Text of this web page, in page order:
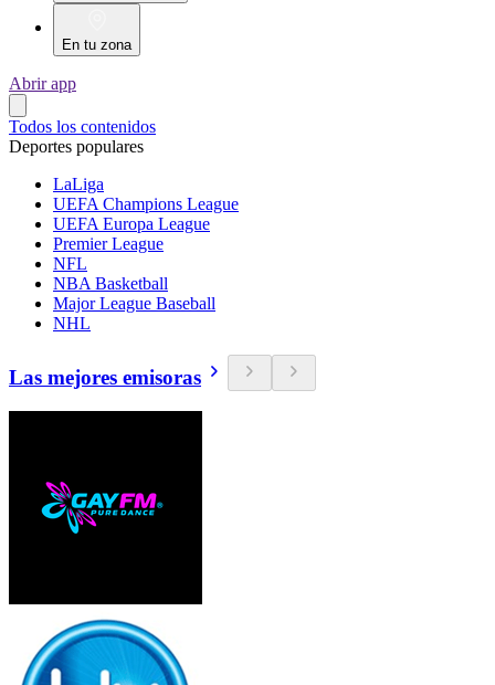
En tu zona
Abrir app
Todos los contenidos
Deportes populares
LaLiga
UEFA Champions League
UEFA Europa League
Premier League
NFL
NBA Basketball
Major League Baseball
NHL
Las mejores emisoras